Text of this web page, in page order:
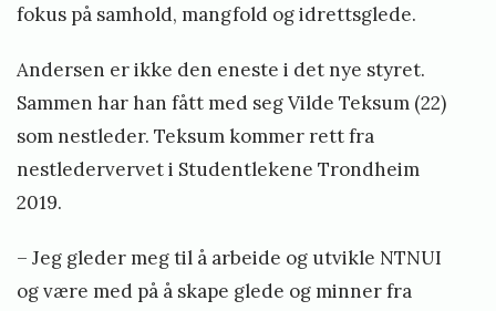
fokus på samhold, mangfold og idrettsglede.
Andersen er ikke den eneste i det nye styret.
Sammen har han fått med seg Vilde Teksum (22)
som nestleder. Teksum kommer rett fra
nestledervervet i Studentlekene Trondheim
2019.
– Jeg gleder meg til å arbeide og utvikle NTNUI
og være med på å skape glede og minner fra